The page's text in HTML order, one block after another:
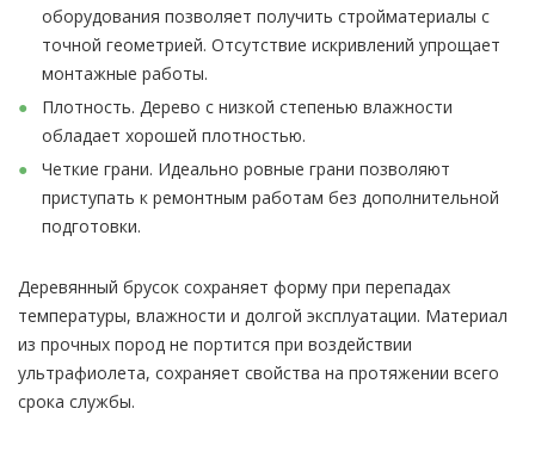
оборудования позволяет получить стройматериалы с
точной геометрией. Отсутствие искривлений упрощает
монтажные работы.
Плотность. Дерево с низкой степенью влажности
обладает хорошей плотностью.
Четкие грани. Идеально ровные грани позволяют
приступать к ремонтным работам без дополнительной
подготовки.
Деревянный брусок сохраняет форму при перепадах
температуры, влажности и долгой эксплуатации. Материал
из прочных пород не портится при воздействии
ультрафиолета, сохраняет свойства на протяжении всего
срока службы.